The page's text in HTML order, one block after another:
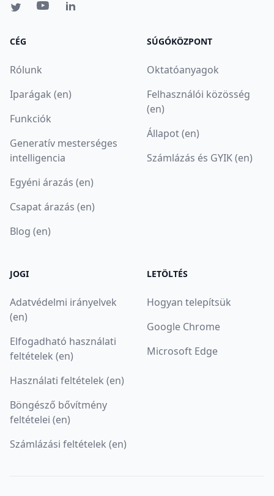
CÉG
Rólunk
Iparágak (en)
Funkciók
Generatív mesterséges
intelligencia
Egyéni árazás (en)
Csapat árazás (en)
Blog (en)
SÚGÓKÖZPONT
Oktatóanyagok
Felhasználói közösség
(en)
Állapot (en)
Számlázás és GYIK (en)
JOGI
Adatvédelmi irányelvek
(en)
Elfogadható használati
feltételek (en)
Használati feltételek (en)
Böngésző bővítmény
feltételei (en)
Számlázási feltételek (en)
LETÖLTÉS
Hogyan telepítsük
Google Chrome
Microsoft Edge